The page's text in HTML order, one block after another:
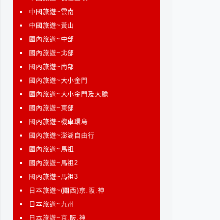
中國旅遊~雲南
中國旅遊~黃山
國內旅遊~中部
國內旅遊~北部
國內旅遊~南部
國內旅遊~大小金門
國內旅遊~大小金門及大膽
國內旅遊~東部
國內旅遊~機車環島
國內旅遊~澎湖自由行
國內旅遊~馬祖
國內旅遊~馬祖2
國內旅遊~馬祖3
日本旅遊~(關西)京.阪.神
日本旅遊~九州
日本旅遊~京.阪.神